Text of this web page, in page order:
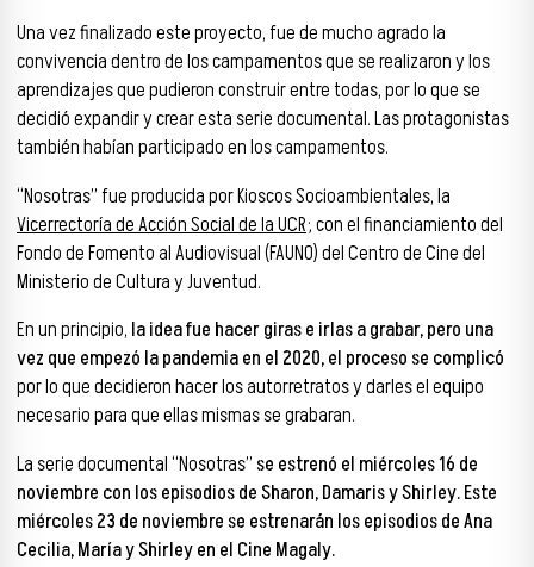
Una vez finalizado este proyecto, fue de mucho agrado la
convivencia dentro de los campamentos que se realizaron y los
aprendizajes que pudieron construir entre todas, por lo que se
decidió expandir y crear esta serie documental. Las protagonistas
también habían participado en los campamentos.
“Nosotras” fue producida por Kioscos Socioambientales, la
Vicerrectoría de Acción Social de la UCR; con el financiamiento del
Fondo de Fomento al Audiovisual (FAUNO) del Centro de Cine del
Ministerio de Cultura y Juventud.
En un principio, la idea fue hacer giras e irlas a grabar, pero una
vez que empezó la pandemia en el 2020, el proceso se complicó
por lo que decidieron hacer los autorretratos y darles el equipo
necesario para que ellas mismas se grabaran.
La serie documental “Nosotras”se estrenó el miércoles 16 de
noviembre con los episodios de Sharon, Damaris y Shirley. Este
miércoles 23 de noviembre se estrenarán los episodios de Ana
Cecilia, María y Shirley en el Cine Magaly.